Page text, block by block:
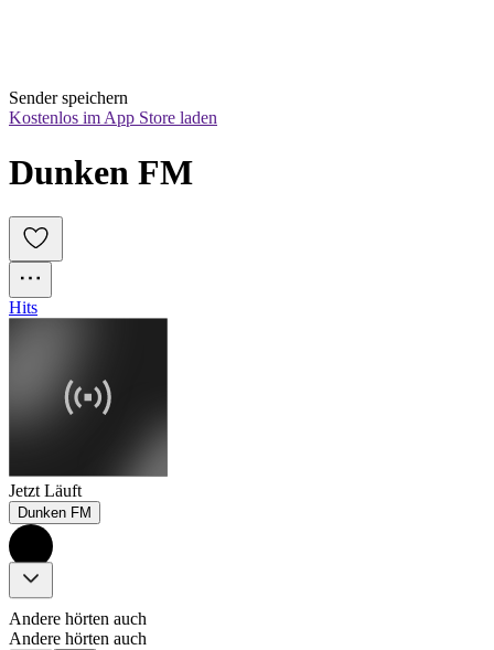
Sender speichern
Kostenlos im App Store laden
Dunken FM
Hits
Jetzt Läuft
Dunken FM
Andere hörten auch
Andere hörten auch